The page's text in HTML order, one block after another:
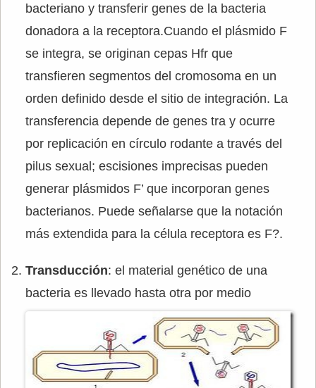
bacteriano y transferir genes de la bacteria
donadora a la receptora.Cuando el plásmido F
se integra, se originan cepas Hfr que
transfieren segmentos del cromosoma en un
orden definido desde el sitio de integración. La
transferencia depende de genes tra y ocurre
por replicación en círculo rodante a través del
pilus sexual; escisiones imprecisas pueden
generar plásmidos F’ que incorporan genes
bacterianos. Puede señalarse que la notación
más extendida para la célula receptora es F?.
Transducción: el material genético de una
bacteria es llevado hasta otra por medio